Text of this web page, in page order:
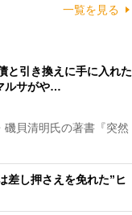
一覧を見る
と引き換えに手に入れた
ルサがや…
貝清明氏の著書『突然
差し押さえを免れた”ヒ